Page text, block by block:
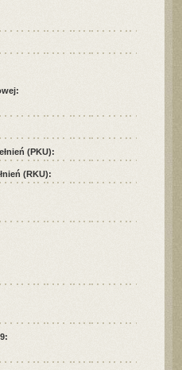
(PKU):
(RKU):